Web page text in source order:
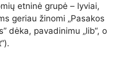
etninė grupė – lyviai,
geriau žinomi „Pasakos
dėka, pavadinimu „lib“, o